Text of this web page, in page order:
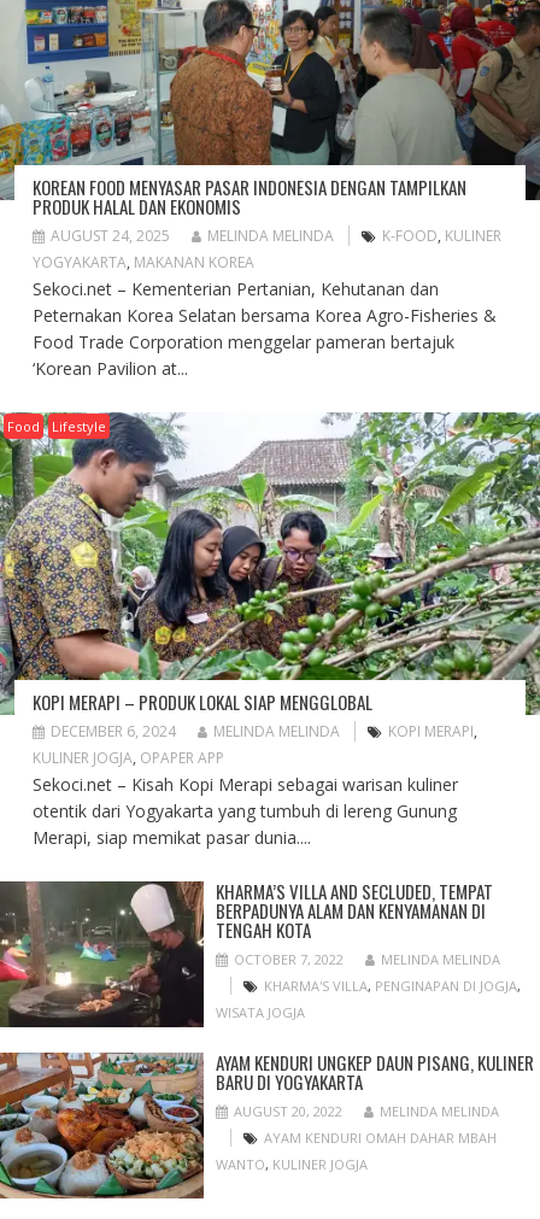
KOREAN FOOD MENYASAR PASAR INDONESIA DENGAN TAMPILKAN
PRODUK HALAL DAN EKONOMIS
AUGUST 24, 2025 MELINDA MELINDA K-FOOD, KULINER
YOGYAKARTA, MAKANAN KOREA
Sekoci.net – Kementerian Pertanian, Kehutanan dan
Peternakan Korea Selatan bersama Korea Agro-Fisheries &
Food Trade Corporation menggelar pameran bertajuk
‘Korean Pavilion at...
Food Lifestyle
KOPI MERAPI – PRODUK LOKAL SIAP MENGGLOBAL
DECEMBER 6, 2024 MELINDA MELINDA KOPI MERAPI,
KULINER JOGJA, OPAPER APP
Sekoci.net – Kisah Kopi Merapi sebagai warisan kuliner
otentik dari Yogyakarta yang tumbuh di lereng Gunung
Merapi, siap memikat pasar dunia....
KHARMA’S VILLA AND SECLUDED, TEMPAT
BERPADUNYA ALAM DAN KENYAMANAN DI
TENGAH KOTA
OCTOBER 7, 2022
MELINDA MELINDA
KHARMA'S VILLA, PENGINAPAN DI JOGJA,
WISATA JOGJA
AYAM KENDURI UNGKEP DAUN PISANG, KULINER
BARU DI YOGYAKARTA
AUGUST 20, 2022
MELINDA MELINDA
AYAM KENDURI OMAH DAHAR MBAH
WANTO, KULINER JOGJA